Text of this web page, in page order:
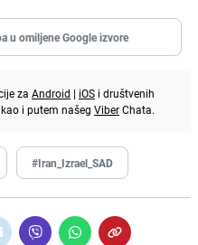
u omiljene Google izvore
za Android | iOS i društvenih
kao i putem našeg ViberChata.
#Iran_Izrael_SAD